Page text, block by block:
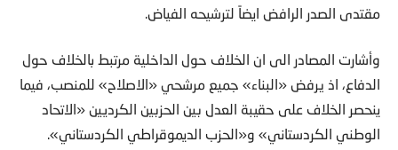
مقتدى الصدر الرافض ايضاً لترشيحه الفياض.
وأشارت المصادر الى ان الخلاف حول الداخلية مرتبط بالخلاف حول
الدفاع، اذ يرفض «البناء» جميع مرشحي «الاصلاح» للمنصب، فيما
ينحصر الخلاف على حقيبة العدل بين الحزبين الكرديين «الاتحاد
الوطني الكردستاني» و«الحزب الديموقراطي الكردستاني».